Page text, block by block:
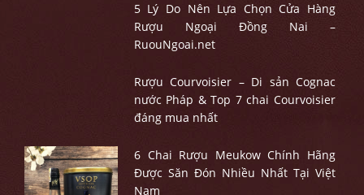
5 Lý Do Nên Lựa Chọn Cửa Hàng
Rượu Ngoại Đồng Nai –
RuouNgoai.net
Rượu Courvoisier – Di sản Cognac
nước Pháp & Top 7 chai Courvoisier
đáng mua nhất
6 Chai Rượu Meukow Chính Hãng
Được Săn Đón Nhiều Nhất Tại Việt
Nam